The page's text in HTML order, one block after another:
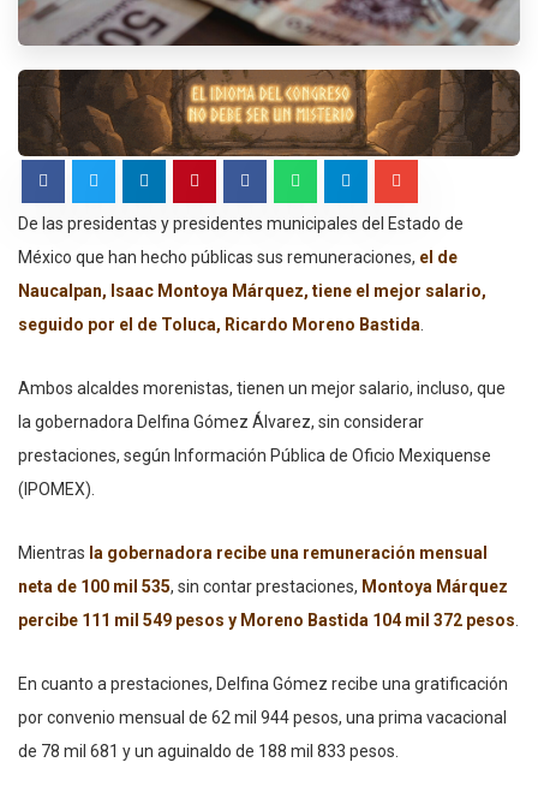
De las presidentas y presidentes municipales del Estado de
México que han hecho públicas sus remuneraciones, el de
Naucalpan, Isaac Montoya Márquez, tiene el mejor salario,
seguido por el de Toluca, Ricardo Moreno Bastida
Ambos alcaldes morenistas, tienen un mejor salario, incluso, que
la gobernadora Delfina Gómez Álvarez, sin considerar
prestaciones, según Información Pública de Oficio Mexiquense
(IPOMEX).
Mientras la gobernadora recibe una remuneración mensual
neta de 100 mil 535, sin contar prestaciones, Montoya Márquez
percibe 111 mil 549 pesos y Moreno Bastida 104 mil 372 pesos
En cuanto a prestaciones, Delfina Gómez recibe una gratificación
por convenio mensual de 62 mil 944 pesos, una prima vacacional
de 78 mil 681 y un aguinaldo de 188 mil 833 pesos.